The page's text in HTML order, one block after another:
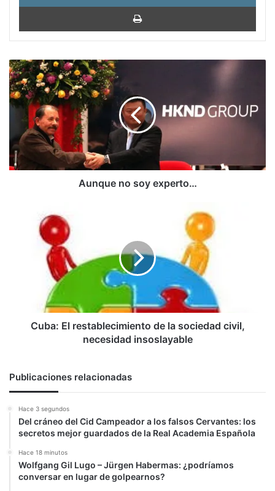
Aunque
no
soy
experto…
Aunque no soy experto…
restablecimiento
necesidad
insoslayable
Cuba: El restablecimiento de la sociedad civil,
necesidad insoslayable
Publicaciones relacionadas
Hace 3 segundos
Del cráneo del Cid Campeador a los falsos Cervantes: los
secretos mejor guardados de la Real Academia Española
Hace 18 minutos
Wolfgang Gil Lugo – Jürgen Habermas: ¿podríamos
conversar en lugar de golpearnos?